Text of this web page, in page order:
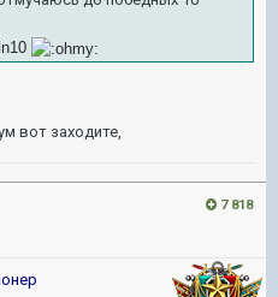
вот заходите,
7 818